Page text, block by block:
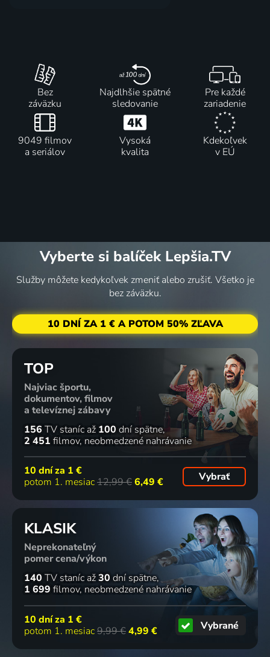
Bez
záväzku
Najdlhšie spätné
sledovanie
Pre každé
zariadenie
9049 filmov
a seriálov
Vysoká
kvalita
Kdekoľvek
v EÚ
Vyberte si balíček Lepšia.TV
Služby môžete kedykoľvek zmeniť alebo zrušiť. Všetko je
bez záväzku.
10 DNÍ ZA 1 € A POTOM 50% ZĽAVA
TOP
Najviac športu,
dokumentov, filmov
a televíznej zábavy
156 TV staníc až 100 dní spätne
2 451 filmov neobmedzené nahrávanie
10 dní za 1 €
potom 1. mesiac12,99 €6,49 € Vybrať
KLASIK
Neprekonateľný
pomer cena/výkon
140 TV staníc až30 dní spätne
1 699 filmov neobmedzené nahrávanie
10 dní za 1 €
potom 1. mesiac9,99 €4,99 € Vybrané